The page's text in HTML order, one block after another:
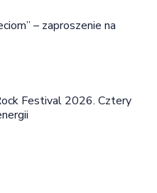
– zaproszenie na
Festival 2026. Cztery